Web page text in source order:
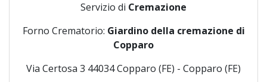
Servizio di Cremazione
Forno Crematorio: Giardino della cremazione di
Copparo
Via Certosa 3 44034 Copparo (FE) - Copparo (FE)